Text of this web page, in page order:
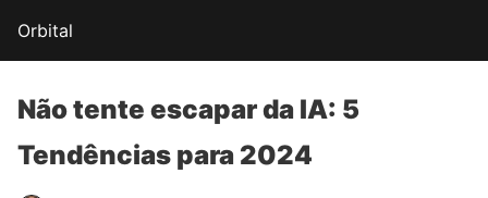
Orbital
Não tente escapar da IA: 5
Tendências para 2024